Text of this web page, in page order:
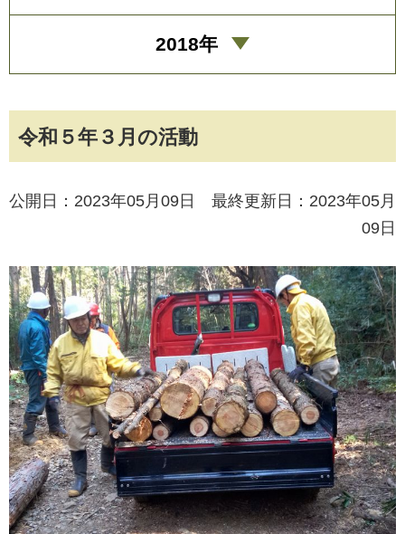
令和５年３月の活動
公開日：2023年05月09日 最終更新日：2023年05月
09日
2018年